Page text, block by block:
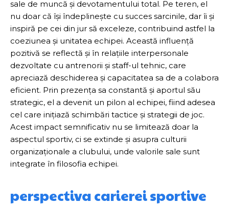
sale de muncă și devotamentului total. Pe teren, el
nu doar că își îndeplinește cu succes sarcinile, dar îi și
inspiră pe cei din jur să exceleze, contribuind astfel la
coeziunea și unitatea echipei. Această influență
pozitivă se reflectă și în relațiile interpersonale
dezvoltate cu antrenorii și staff-ul tehnic, care
apreciază deschiderea și capacitatea sa de a colabora
eficient. Prin prezența sa constantă și aportul său
strategic, el a devenit un pilon al echipei, fiind adesea
cel care inițiază schimbări tactice și strategii de joc.
Acest impact semnificativ nu se limitează doar la
aspectul sportiv, ci se extinde și asupra culturii
organizaționale a clubului, unde valorile sale sunt
integrate în filosofia echipei.
perspectiva carierei sportive